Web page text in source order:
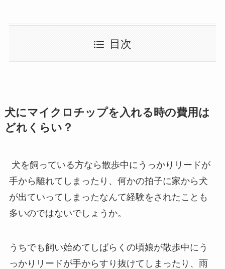
目次
犬にマイクロチップを入れる時の費用は
どれくらい？
犬を飼っている方なら散歩中にうっかりリードが
手から離れてしまったり、何かの拍子に家から犬
が出ていってしまったなんて経験をされたことも
多いのではないでしょうか。
うちでも飼い始めてしばらくの頃娘が散歩中にう
っかりリードが手からすり抜けてしまったり、雨